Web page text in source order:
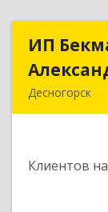
ИП
Десногорск
Клиентов
ИП